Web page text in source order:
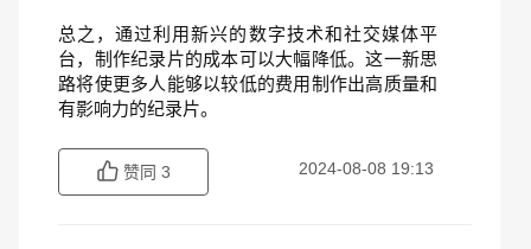
总之，通过利用新兴的数字技术和社交媒体平
台，制作纪录片的成本可以大幅降低。这一新思
路将使更多人能够以较低的费用制作出高质量和
有影响力的纪录片。
赞同 3 2024-08-08 19:13